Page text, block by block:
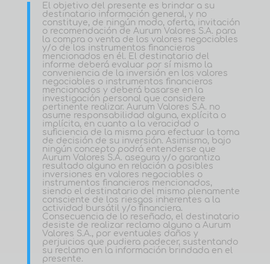
El objetivo del presente es brindar a su
destinatario información general, y no
constituye, de ningún modo, oferta, invitación
o recomendación de Aurum Valores S.A. para
la compra o venta de los valores negociables
y/o de los instrumentos financieros
mencionados en él. El destinatario del
informe deberá evaluar por sí mismo la
conveniencia de la inversión en los valores
negociables o instrumentos financieros
mencionados y deberá basarse en la
investigación personal que considere
pertinente realizar. Aurum Valores S.A. no
asume responsabilidad alguna, explícita o
implícita, en cuanto a la veracidad o
suficiencia de la misma para efectuar la toma
de decisión de su inversión. Asimismo, bajo
ningún concepto podrá entenderse que
Aurum Valores S.A. asegura y/o garantiza
resultado alguno en relación a posibles
inversiones en valores negociables o
instrumentos financieros mencionados,
siendo el destinatario del mismo plenamente
consciente de los riesgos inherentes a la
actividad bursátil y/o financiera.
Consecuencia de lo reseñado, el destinatario
desiste de realizar reclamo alguno a Aurum
Valores S.A., por eventuales daños y
perjuicios que pudiera padecer, sustentando
su reclamo en la información brindada en el
presente.